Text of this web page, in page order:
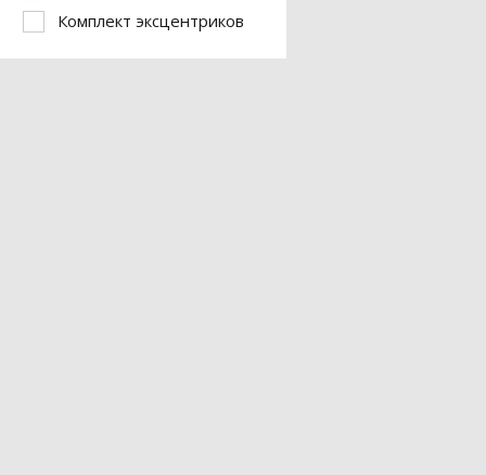
Комплект эксцентриков